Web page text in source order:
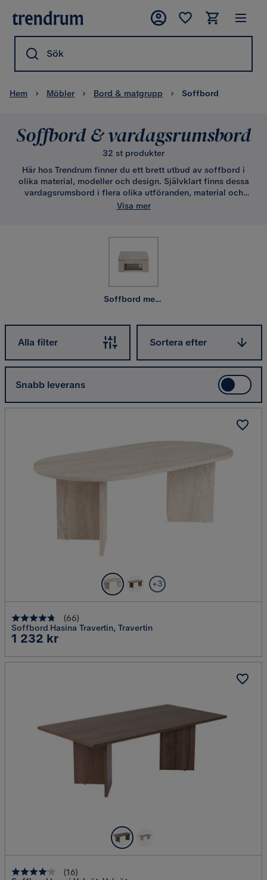
Sök
Hem Möbler Bord & matgrupp Soffbord
Soffbord & vardagsrumsbord
32 st produkter
Här hos Trendrum finner du ett brett utbud av soffbord i
olika material, modeller och design. Självklart finns dessa
vardagsrumsbord i flera olika utföranden, material och
prisgrupper - billiga samt mer påkostade. Gemensamt är
till glasbord, marmorbord, bord i fanerad mdf samt bord i
glasfiber. Nymodernt, klassiskt, antikt, indiskt, tidlöst eller
trendigt, runt eller fyrkantigt. Vilken modell kan tänkas
passa just dig?
Visa mer
Soffbord med förvaring
Alla filter
Sortera efter
Snabb leverans
+3
(66)
Soffbord Hasina Travertin, Travertin
Pris
1 232 kr
(16)